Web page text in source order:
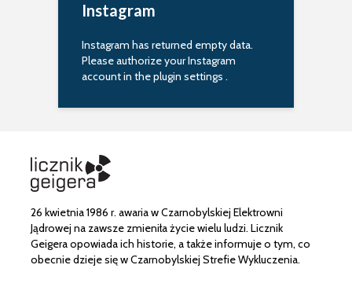
Instagram
Instagram has returned empty data.
Please authorize your Instagram
account in theplugin settings .
26 kwietnia 1986 r. awaria w Czarnobylskiej Elektrowni
Jądrowej na zawsze zmieniła życie wielu ludzi. Licznik
Geigera opowiada ich historie, a także informuje o tym, co
obecnie dzieje się w Czarnobylskiej Strefie Wykluczenia.